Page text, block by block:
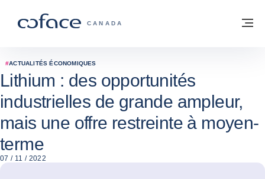
COFACE, FOR TRADE - PAGE
CANADA
Retour à la page d'accueil
#ACTUALITÉS ÉCONOMIQUES
Lithium : des opportunités
industrielles de grande ampleur,
mais une offre restreinte à moyen-
terme
07 / 11 / 2022